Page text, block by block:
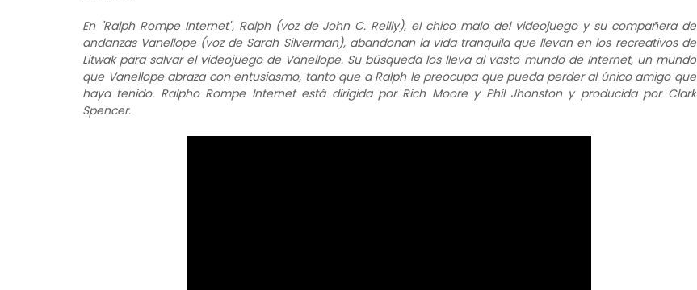
En "Ralph Rompe Internet", Ralph (voz de John C. Reilly), el chico malo del videojuego y su compañera de
andanzas Vanellope (voz de Sarah Silverman), abandonan la vida tranquila que llevan en los recreativos de
Litwak para salvar el videojuego de Vanellope. Su búsqueda los lleva al vasto mundo de Internet, un mundo
que Vanellope abraza con entusiasmo, tanto que a Ralph le preocupa que pueda perder al único amigo que
haya tenido. Ralpho Rompe Internet está dirigida por Rich Moore y Phil Jhonston y producida por Clark
Spencer.